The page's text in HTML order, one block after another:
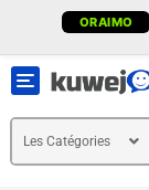
ORAIMO
Toggle
navigation